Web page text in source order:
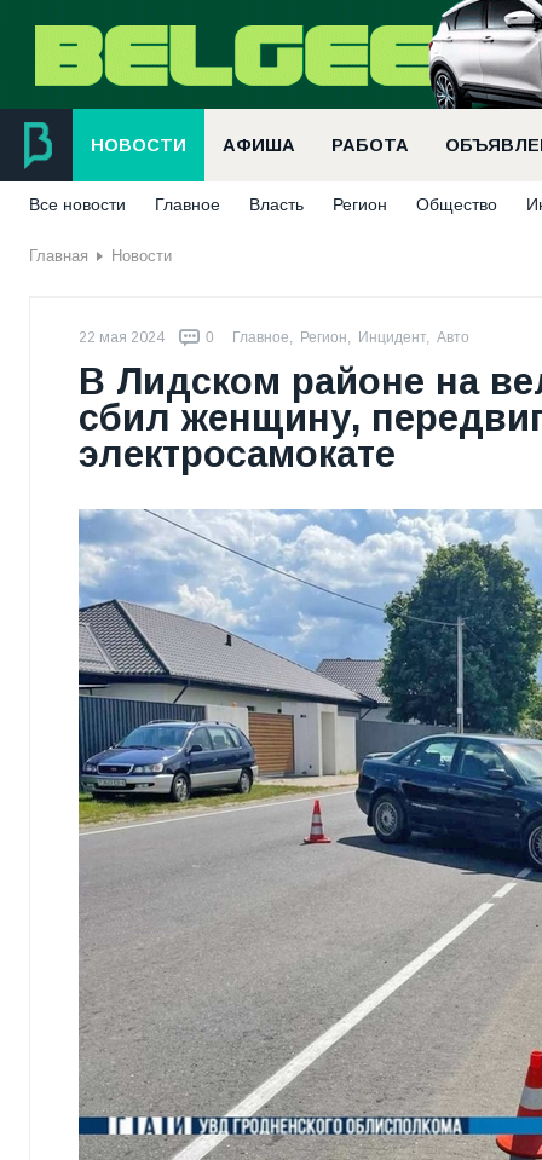
НОВОСТИ АФИША РАБОТА
Все новости Главное Власть Регион Общество
Главная Новости
22 мая 2024 0 Главное, Регион, Инцидент, Авто
В Лидском районе на
сбил женщину,
электросамокате